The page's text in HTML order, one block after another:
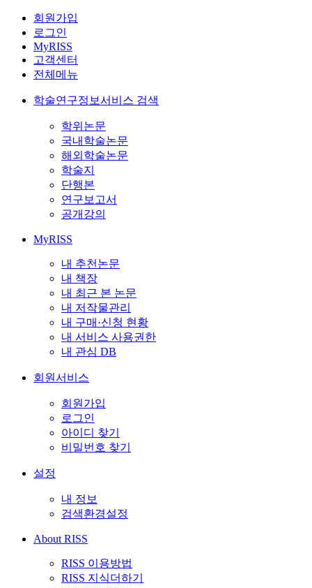
회원가입
로그인
MyRISS
고객센터
전체메뉴
학술연구정보서비스 검색
학위논문
국내학술논문
해외학술논문
학술지
단행본
연구보고서
공개강의
MyRISS
내 추천논문
내 책장
내 최근 본 논문
내 저작물관리
내 구매·신청 현황
내 서비스 사용권한
내 관심 DB
회원서비스
회원가입
로그인
아이디 찾기
비밀번호 찾기
설정
내 정보
검색환경설정
About RISS
RISS 이용방법
RISS 지식더하기